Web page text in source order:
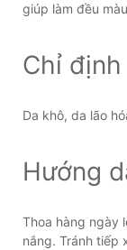
giúp làm đều
Chỉ
Da khô, da lão
Hướng
Thoa hàng ngày
nắng. Tránh tiếp